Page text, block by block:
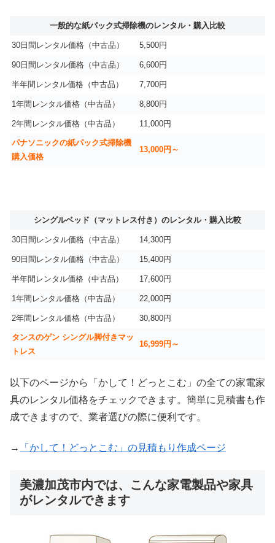
一般的な紙パック式掃除機のレンタル・購入比較
30日間レンタル価格（中古品） 5,500円
90日間レンタル価格（中古品） 6,600円
半年間レンタル価格（中古品） 7,700円
1年間レンタル価格（中古品） 8,800円
2年間レンタル価格（中古品） 11,000円
パナソニックの紙パック式掃除機
購入価格
13,000円～
シングルベッド（マットレス付き）のレンタル・購入比較
30日間レンタル価格（中古品） 14,300円
90日間レンタル価格（中古品） 15,400円
半年間レンタル価格（中古品） 17,600円
1年間レンタル価格（中古品） 22,000円
2年間レンタル価格（中古品） 30,800円
タンスのゲン シングル脚付きマッ
トレス
16,999円～
以下のページから「かして！どっとこむ」の全ての家電家
具のレンタル価格をチェックできます。簡単に見積書も作
成できますので、業者選びの際に便利です。
→ 「かして！どっとこむ」の見積もり作成ページ
美濃加茂市内では、こんな家電製品や家具
がレンタルできます